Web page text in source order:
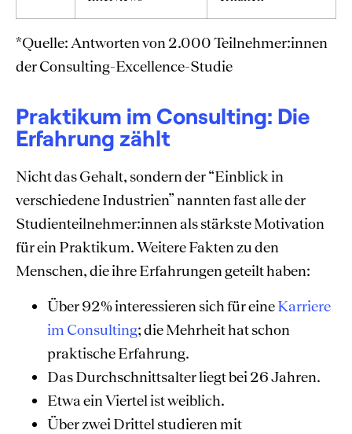
*Quelle: Antworten von 2.000 Teilnehmer:innen
der Consulting-Excellence-Studie
Praktikum im Consulting: Die
Erfahrung zählt
Nicht das Gehalt, sondern der “Einblick in
verschiedene Industrien” nannten fast alle der
Studienteilnehmer:innen als stärkste Motivation
für ein Praktikum. Weitere Fakten zu den
Menschen, die ihre Erfahrungen geteilt haben:
Über 92% interessieren sich für eineKarriere
im Consulting; die Mehrheit hat schon
praktische Erfahrung.
Das Durchschnittsalter liegt bei 26 Jahren.
Etwa ein Viertel ist weiblich.
Über zwei Drittel studieren mit